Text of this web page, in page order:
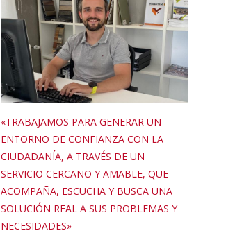
«TRABAJAMOS PARA GENERAR UN
ENTORNO DE CONFIANZA CON LA
CIUDADANÍA, A TRAVÉS DE UN
SERVICIO CERCANO Y AMABLE, QUE
ACOMPAÑA, ESCUCHA Y BUSCA UNA
SOLUCIÓN REAL A SUS PROBLEMAS Y
NECESIDADES»